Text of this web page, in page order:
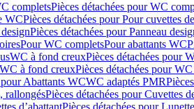
completsPièces détachées pour WC
WCPièces détachées pour Pour cuvettes
Pièces détachées pour Panneau
Pour WC completsPour abattants WC
WC à fond creuxPièces détachées pour
WC à fond creuxPièces détachées pour
Abattants WCWC adaptés PMR
rallongésPièces détachées pour Cuvettes
d’abattantPièces détachées pour